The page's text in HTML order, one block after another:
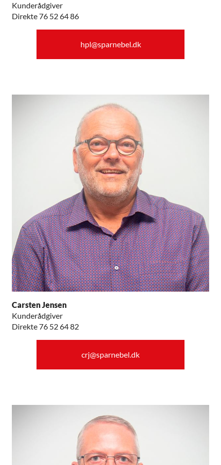
Kunderådgiver
Direkte 76 52 64 86
hpl@sparnebel.dk
Carsten Jensen
Kunderådgiver
Direkte 76 52 64 82
crj@sparnebel.dk